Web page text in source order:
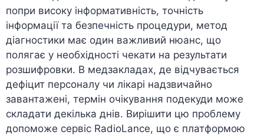
попри високу інформативність, точність
інформації та безпечність процедури, метод
діагностики має один важливий нюанс, що
полягає у необхідності чекати на результати
розшифровки. В медзакладах, де відчувається
дефіцит персоналу чи лікарі надзвичайно
завантажені, термін очікування подекуди може
складати декілька днів. Вирішити цю проблему
допоможе сервіс RadioLance, що є платформою